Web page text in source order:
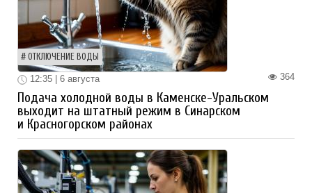
ОТКЛЮЧЕНИЕ ВОДЫ
364
12:35 | 6 августа
Подача холодной воды в Каменске-Уральском
выходит на штатный режим в Синарском
и Красногорском районах